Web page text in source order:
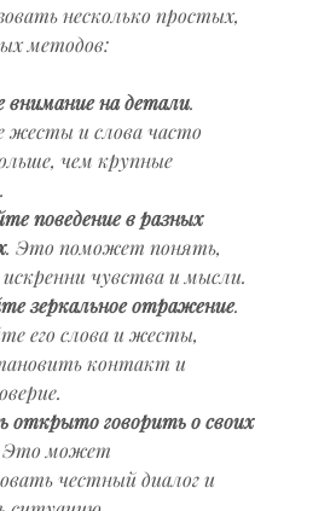
несколько простых,
методов:
на детали.
жесты и слова часто
чем крупные
поведение в разных
. Это поможет понять,
искренни чувства и мысли.
зеркальное отражение.
его слова и жесты,
контакт и
открыто говорить о своих
Это может
честный диалог и